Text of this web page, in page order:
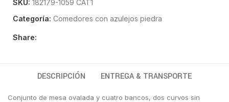
SKU: 182179-1059 CAT1
Categoría: Comedores con azulejos piedra
Share:
DESCRIPCIÓN ENTREGA & TRANSPORTE
Conjunto de mesa ovalada y cuatro bancos, dos curvos sin